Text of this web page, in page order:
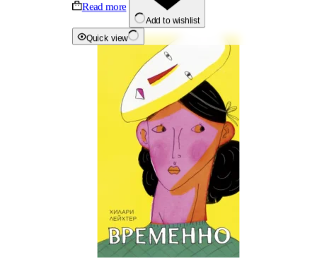
Read more
Add to wishlist
Quick view